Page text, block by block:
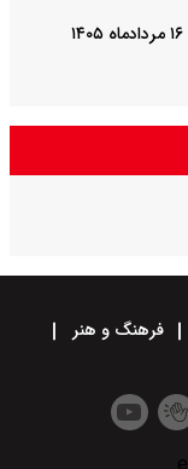
فرهنگ و هنر